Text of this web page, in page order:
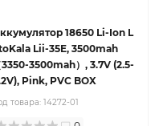
18650 Li-Ion L
Lii-35E, 3500mah
3350-3500mah）, 3.7V (2.5-
Pink, PVC BOX
товара: 14272-01